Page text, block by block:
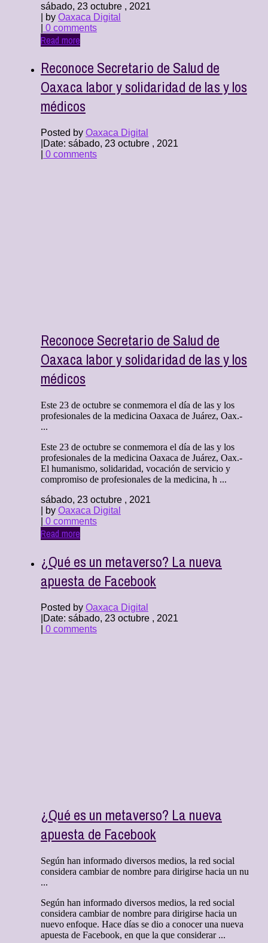
sábado, 23 octubre , 2021
| by Oaxaca Digital
0 comments
Read more
Reconoce Secretario de Salud de
Oaxaca labor y solidaridad de las y los
médicos
Posted by Oaxaca Digital
Date: sábado, 23 octubre , 2021
0 comments
Reconoce Secretario de Salud de
Oaxaca labor y solidaridad de las y los
médicos
Este 23 de octubre se conmemora el día de las y los
profesionales de la medicina Oaxaca de Juárez, Oax.-
...
Este 23 de octubre se conmemora el día de las y los
profesionales de la medicina Oaxaca de Juárez, Oax.-
El humanismo, solidaridad, vocación de servicio y
compromiso de profesionales de la medicina, h ...
sábado, 23 octubre , 2021
| by Oaxaca Digital
0 comments
Read more
¿Qué es un metaverso? La nueva
apuesta de Facebook
Posted by Oaxaca Digital
Date: sábado, 23 octubre , 2021
0 comments
¿Qué es un metaverso? La nueva
apuesta de Facebook
Según han informado diversos medios, la red social
considera cambiar de nombre para dirigirse hacia un nu
...
Según han informado diversos medios, la red social
considera cambiar de nombre para dirigirse hacia un
nuevo enfoque. Hace días se dio a conocer una nueva
apuesta de Facebook, en que la que considerar ...